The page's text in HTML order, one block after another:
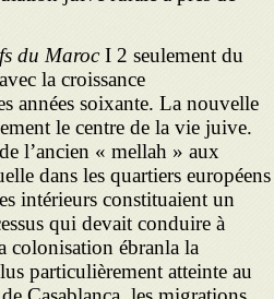
du MarocI 2 seulement du
la croissance
années soixante. La nouvelle
le centre de la vie juive.
l’ancien « mellah » aux
dans les quartiers européens
intérieurs constituaient un
qui devait conduire à
colonisation ébranla la
particulièrement atteinte au